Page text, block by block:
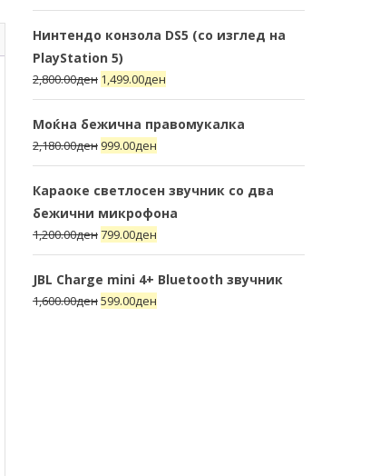
Нинтендо конзола DS5 (со изглед на
PlayStation 5)
2,800.00ден 1,499.00ден
Моќна бежична правомукалка
2,180.00ден 999.00ден
Караоке светлосен звучник со два
бежични микрофона
1,200.00ден799.00ден
JBL Charge mini 4+ Bluetooth звучник
1,600.00ден599.00ден